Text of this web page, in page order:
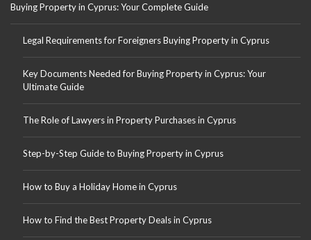
Buying Property in Cyprus: Your Complete Guide
Legal Requirements for Foreigners Buying Property in Cyprus
Key Documents Needed for Buying Property in Cyprus: Your
Ultimate Guide
The Role of Lawyers in Property Purchases in Cyprus
Step-by-Step Guide to Buying Property in Cyprus
How to Buy a Holiday Home in Cyprus
How to Find the Best Property Deals in Cyprus